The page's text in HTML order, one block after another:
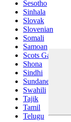
Sesotho
Sinhala
Slovak
Slovenian
Somali
Samoan
Scots Gaelic
Shona
Sindhi
Sundanese
Swahili
Tajik
Tamil
Telugu